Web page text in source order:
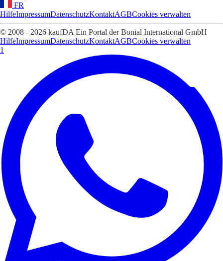
FR
HilfeImpressumDatenschutzKontaktAGBCookies verwalten
© 2008 - 2026 kaufDA Ein Portal der Bonial International GmbH
HilfeImpressumDatenschutzKontaktAGBCookies verwalten
1